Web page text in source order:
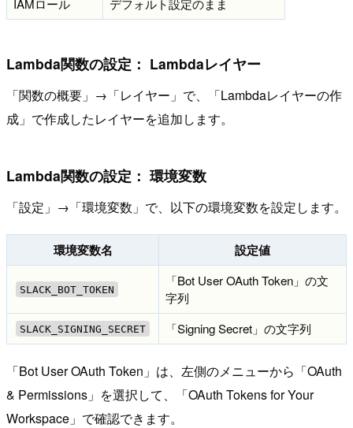
IAMロール
デフォルト設定のまま
Lambda関数の設定： Lambdaレイヤー
「関数の概要」→「レイヤー」で、「Lambdaレイヤーの作
成」で作成したレイヤーを追加します。
Lambda関数の設定： 環境変数
「設定」→「環境変数」で、以下の環境変数を設定します。
環境変数名 設定値
SLACK_BOT_TOKEN
「Bot User OAuth Token」の文
字列
SLACK_SIGNING_SECRET 「Signing Secret」の文字列
「Bot User OAuth Token」は、左側のメニューから「OAuth
& Permissions」を選択して、「OAuth Tokens for Your
Workspace」で確認できます。